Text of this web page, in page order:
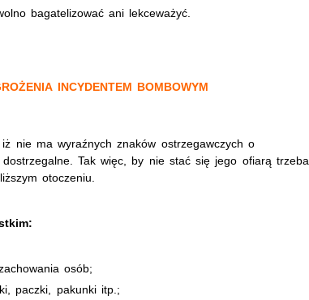
bagatelizować ani lekceważyć.
INCYDENTEM BOMBOWYM
nie ma wyraźnych znaków ostrzegawczych o
Tak więc, by nie stać się jego ofiarą trzeba
otoczeniu.
osób;
paczki, pakunki itp.;